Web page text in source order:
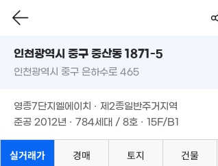
인천광역시 중구 중산동 1871-5
인천광역시 중구 은하수로 465
영종7단지엘에이치 · 제2종일반주거지역
준공 2012년 · 784세대 / 8호 · 15F/B1
실거래가 경매 토지 건물